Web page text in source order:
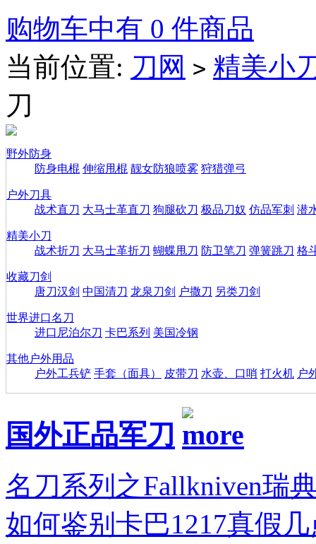
购物车中有 0 件商品
当前位置: 刀网 > 精美小
刀
野外防身
防身电棍 伸缩甩棍 靓女防狼喷雾 狩猎弹弓
户外刀具
战术直刀 大马士革直刀 狗腿砍刀 极品刀奴 仿品军刺 潜
精美小刀
战术折刀 大马士革折刀 蝴蝶甩刀 防卫笔刀 弹簧跳刀 格
收藏刀剑
唐刀汉剑 中国清刀 龙泉刀剑 户撒刀 另类刀剑
世界进口名刀
进口尼泊尔刀 卡巴系列 美国冷钢
其他户外用品
户外工兵铲 手套（面具） 皮带刀 水壶、口哨 打火机 户
国外正品军刀
名刀系列之Fallkniven瑞
如何鉴别卡巴1217真假